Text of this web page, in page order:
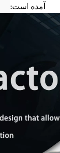
آمده است: